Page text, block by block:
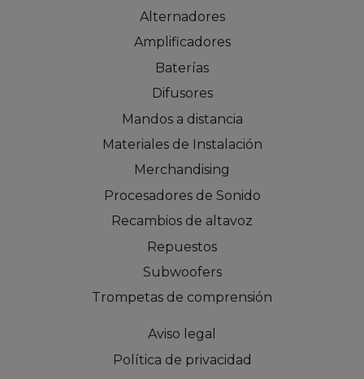
Alternadores
Amplificadores
Baterías
Difusores
Mandos a distancia
Materiales de Instalación
Merchandising
Procesadores de Sonido
Recambios de altavoz
Repuestos
Subwoofers
Trompetas de comprensión
Aviso legal
Política de privacidad